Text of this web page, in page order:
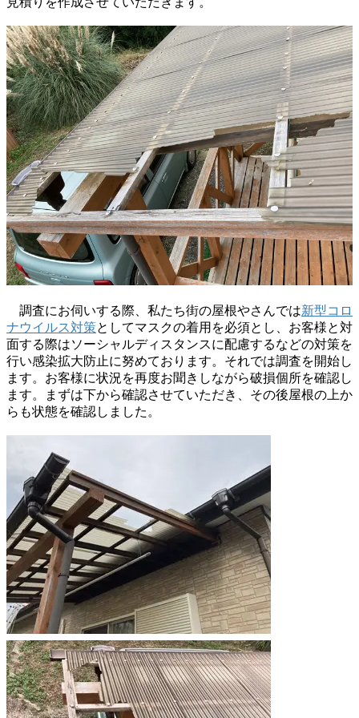
調査にお伺いする際、私たち街の屋根やさんでは新型コロ
ナウイルス対策としてマスクの着用を必須とし、お客様と対
面する際はソーシャルディスタンスに配慮するなどの対策を
行い感染拡大防止に努めております。それでは調査を開始し
ます。お客様に状況を再度お聞きしながら破損個所を確認し
ます。まずは下から確認させていただき、その後屋根の上か
らも状態を確認しました。